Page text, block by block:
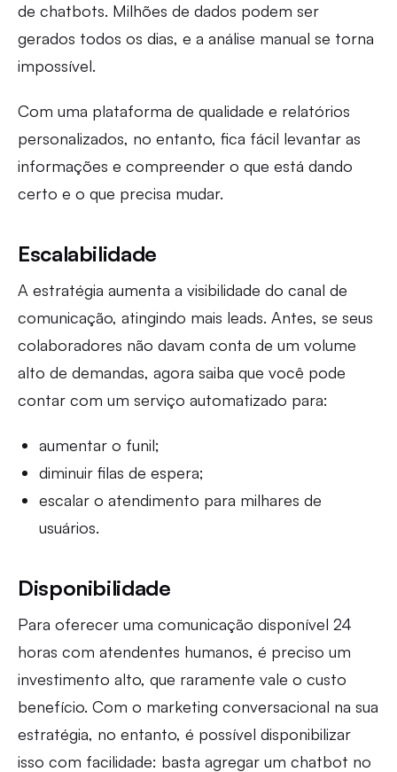
de chatbots. Milhões de dados podem ser
gerados todos os dias, e a análise manual se torna
impossível.
Com uma plataforma de qualidade e relatórios
personalizados, no entanto, fica fácil levantar as
informações e compreender o que está dando
certo e o que precisa mudar.
Escalabilidade
A estratégia aumenta a visibilidade do canal de
comunicação, atingindo mais leads. Antes, se seus
colaboradores não davam conta de um volume
alto de demandas, agora saiba que você pode
contar com um serviço automatizado para:
aumentar o funil;
diminuir filas de espera;
escalar o atendimento para milhares de
usuários.
Disponibilidade
Para oferecer uma comunicação disponível 24
horas com atendentes humanos, é preciso um
investimento alto, que raramente vale o custo
benefício. Com o marketing conversacional na sua
estratégia, no entanto, é possível disponibilizar
isso com facilidade: basta agregar um chatbot no